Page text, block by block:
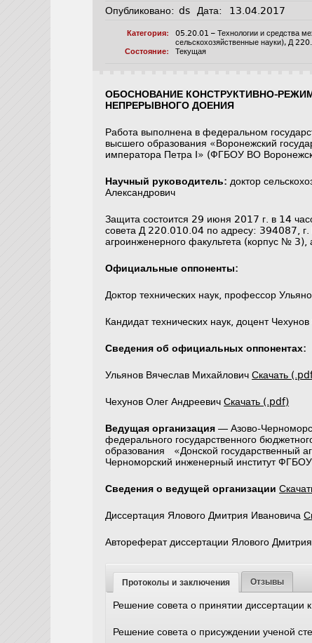
Опубликовано: ds Дата: 13.04.2017
Категория:
05.20.01 – Технологии и средства
сельскохозяйственные науки),Д
Состояние:
Текущая
ОБОСНОВАНИЕ КОНСТРУКТИВНО-
НЕПРЕРЫВНОГО ДОЕНИЯ
Работа выполнена в федеральном
высшего образования «Воронежский
императора Петра I» (ФГБОУ ВО
Научный руководитель: доктор
Александрович
Защита состоится 29 июня 2017 г. в 14
совета Д 220.010.04 по адресу: 394087,
агроинженерного факультета (корпус № 3),
Официальные оппоненты:
Доктор технических наук, профессор
Кандидат технических наук, доцент
Сведения об официальных оппонентах:
Ульянов Вячеслав МихайловичСкачать
Чехунов Олег АндреевичСкачать (.pdf)
Ведущая организация — Азово-
федерального государственного
образования «Донской государственный
Черноморский инженерный институт
Сведения о ведущей организации
Диссертация Ялового Дмитрия Ивановича
Автореферат диссертации Ялового
Протоколы и заключения Отзывы
Решение совета о принятии диссертации
Решение совета о присуждении ученой